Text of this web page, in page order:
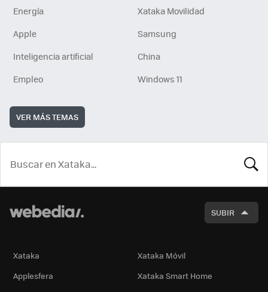
Energía
Xataka Movilidad
Apple
Samsung
Inteligencia artificial
China
Empleo
Windows 11
VER MÁS TEMAS
SUBIR
Xataka
Xataka Móvil
Applesfera
Xataka Smart Home